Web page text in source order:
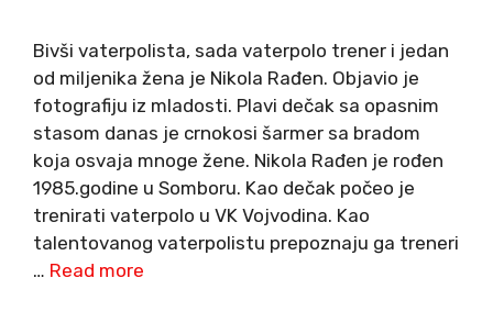
Bivši vaterpolista, sada vaterpolo trener i jedan
od miljenika žena je Nikola Rađen. Objavio je
fotografiju iz mladosti. Plavi dečak sa opasnim
stasom danas je crnokosi šarmer sa bradom
koja osvaja mnoge žene. Nikola Rađen je rođen
1985.godine u Somboru. Kao dečak počeo je
trenirati vaterpolo u VK Vojvodina. Kao
talentovanog vaterpolistu prepoznaju ga treneri
… Read more